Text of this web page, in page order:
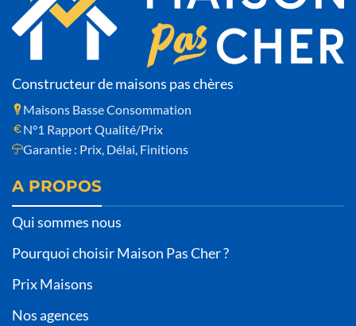
Constructeur de maisons pas chères
Maisons Basse Consommation
N°1 Rapport Qualité/Prix
Garantie : Prix, Délai, Finitions
A PROPOS
Qui sommes nous
Pourquoi choisir Maison Pas Cher ?
Prix Maisons
Nos agences